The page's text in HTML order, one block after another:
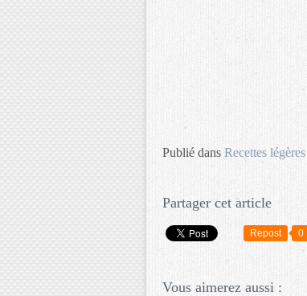
Publié dans Recettes légères
Partager cet article
Repost 0
Vous aimerez aussi :